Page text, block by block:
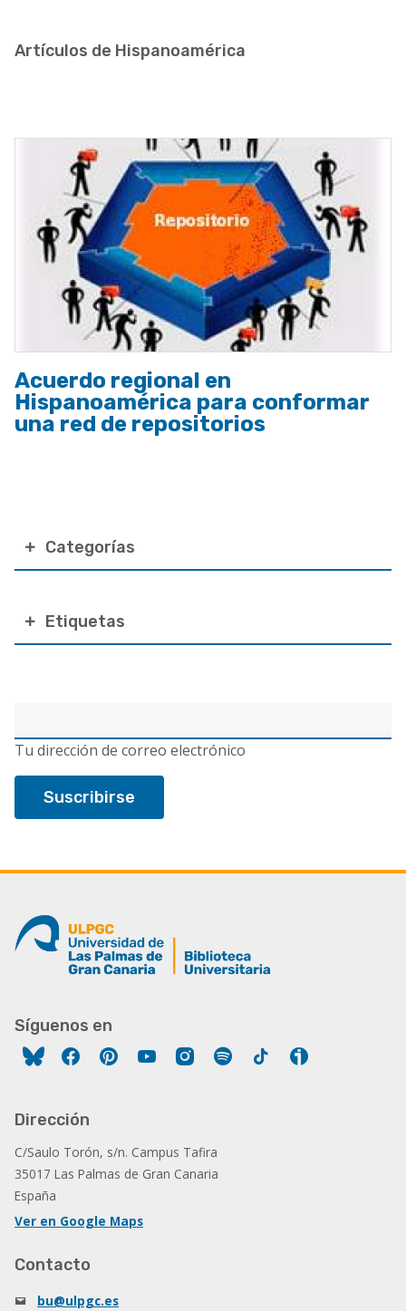
ayuda
navegación
electrónico
Tu dirección de correo electrónico
Categorías
Etiquetas
Artículos de Hispanoamérica
Acuerdo regional en
Hispanoamérica para conformar
una red de repositorios
Síguenos en
FacebookPinterestYouTubeInstagram
Spotify Tiktok
Dirección
C/Saulo Torón, s/n. Campus Tafira
35017 Las Palmas de Gran Canaria
España
Ver en Google Maps
Contacto
bu@ulpgc.es